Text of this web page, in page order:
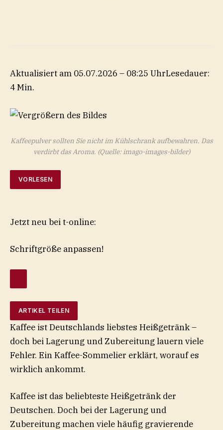
Aktualisiert am 05.07.2026 – 08:25 UhrLesedauer:
4 Min.
Kaffeepulver sollten Sie nicht im Kühlschrank aufbewahren. Das
verdirbt das Aroma. (Quelle: imago-images-bilder)
VORLESEN
Jetzt neu bei t-online:
Schriftgröße anpassen!
ARTIKEL TEILEN
Kaffee ist Deutschlands liebstes Heißgetränk –
doch bei Lagerung und Zubereitung lauern viele
Fehler. Ein Kaffee-Sommelier erklärt, worauf es
wirklich ankommt.
Kaffee ist das beliebteste Heißgetränk der
Deutschen. Doch bei der Lagerung und
Zubereitung machen viele häufig gravierende